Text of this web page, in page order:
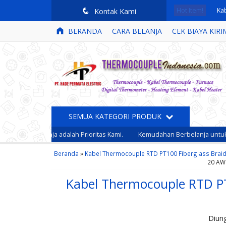
q Kontak Kami Hot Item!
BERANDA CARA BELANJA CEK BIAYA
SEMUA KATEGORI PRODUK
Berbelanja adalah Prioritas Kami. Kemudahan Berbelanja untuk
Beranda » Kabel Thermocouple RTD PT100 Fiberglass
20
Kabel Thermocouple RTD
Digital Thermometer
HotTemp HT....